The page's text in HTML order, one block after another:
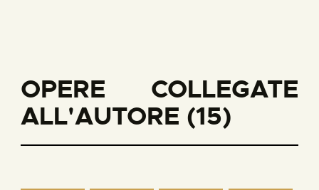
OPERE COLLEGATE
ALL'AUTORE (15)